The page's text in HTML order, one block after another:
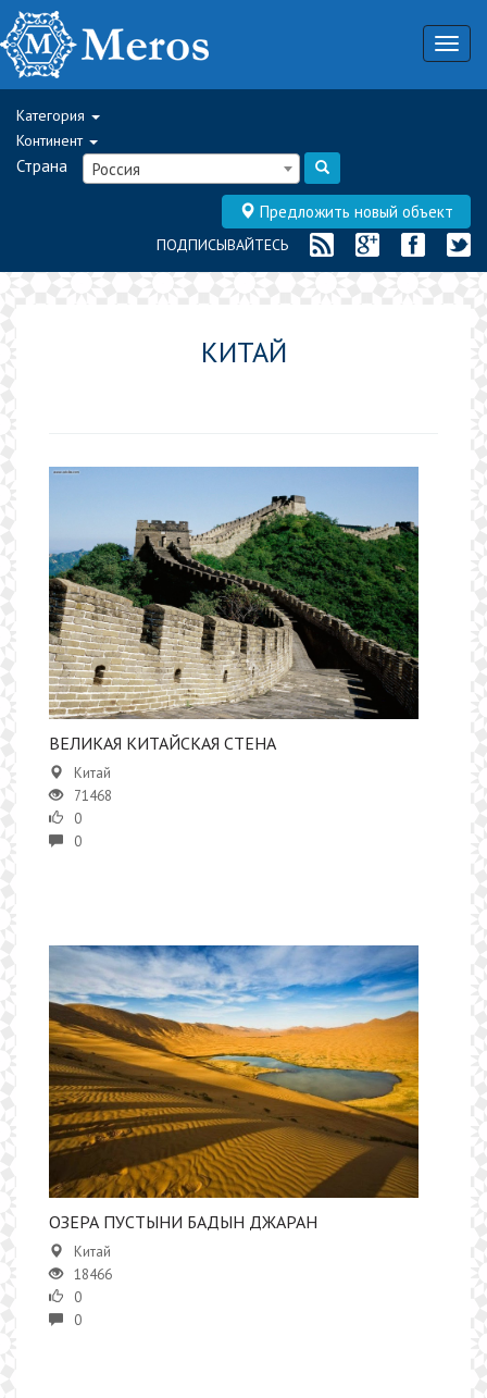
Категория
Континент
Страна Россия
Предложить новый объект
ПОДПИСЫВАЙТЕСЬ
КИТАЙ
ВЕЛИКАЯ КИТАЙСКАЯ СТЕНА
Китай
71468
0
0
ОЗЕРА ПУСТЫНИ БАДЫН ДЖАРАН
Китай
18466
0
0